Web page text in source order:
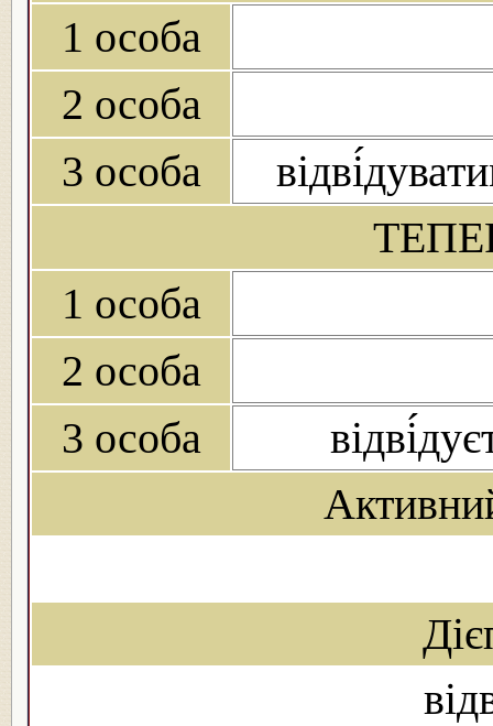
1 особа
2 особа
3 особа
1 особа
2 особа
3 особа